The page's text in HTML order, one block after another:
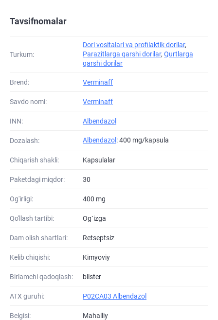
Tavsifnomalar
Turkum:
Dori vositalari va profilaktik dorilar,
Parazitlarga qarshi dorilar, Qurtlarga
qarshi dorilar
Brend: Verminaff
Savdo nomi: Verminaff
INN: Albendazol
Dozalash: Albendazol : 400 mg/kapsula
Chiqarish shakli: Kapsulalar
Paketdagi miqdor: 30
Og'irligi: 400 mg
Qo'llash tartibi: Og`izga
Dam olish shartlari: Retseptsiz
Kelib chiqishi: Kimyoviy
Birlamchi qadoqlash: blister
ATХ guruhi: P02CA03 Albendazol
Belgisi: Mahalliy